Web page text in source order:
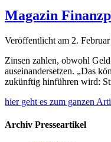
Magazin
Veröffentlicht am 2.
Zinsen zahlen, obwohl
auseinandersetzen. „Das
zukünftig hinführen wird:
hier geht es zum ganzen
Archiv Presseartikel